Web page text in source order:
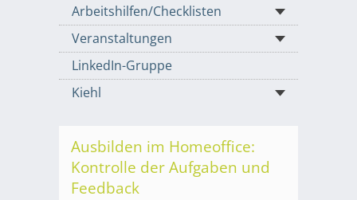
Arbeitshilfen/Checklisten
Veranstaltungen
LinkedIn-Gruppe
Kiehl
Ausbilden im Homeoffice:
Kontrolle der Aufgaben und
Feedback